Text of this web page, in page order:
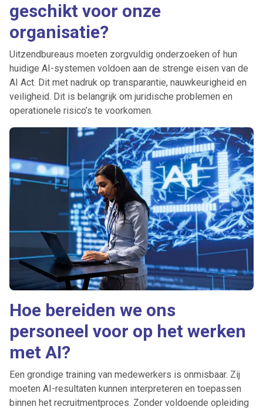
geschikt voor onze
organisatie?
Uitzendbureaus moeten zorgvuldig onderzoeken of hun
huidige AI-systemen voldoen aan de strenge eisen van de
AI Act. Dit met nadruk op transparantie, nauwkeurigheid en
veiligheid. Dit is belangrijk om juridische problemen en
operationele risico’s te voorkomen.
Hoe bereiden we ons
personeel voor op het werken
met AI?
Een grondige training van medewerkers is onmisbaar. Zij
moeten AI-resultaten kunnen interpreteren en toepassen
binnen het recruitmentproces. Zonder voldoende opleiding